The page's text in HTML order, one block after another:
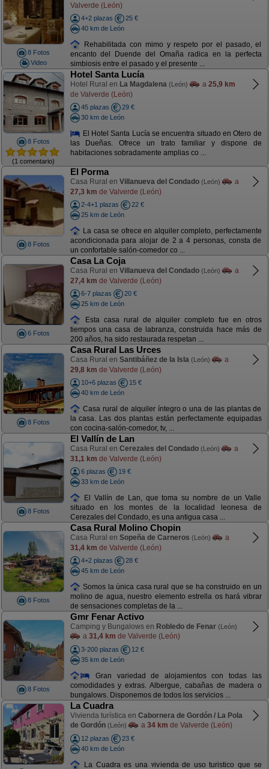
8 Fotos
Video
Valverde (León)
4+2 plazas
25 €
40 km de León
Rehabilitada con mimo y respeto por el pasado, el
encanto del Duende del Omaña radica en la perfecta
simbiosis entre el pasado y el presente ...
8 Fotos
(1 comentario)
Hotel Santa Lucía
Hotel Rural en La Magdalena (León) a 25,9 km
de Valverde (León)
45 plazas
29 €
30 km de León
El Hotel Santa Lucía se encuentra situado en Otero de
las Dueñas. Ofrece un trato familiar y dispone de
habitaciones sobradamente amplias co ...
8 Fotos
El Porma
Casa Rural en Villanueva del Condado (León)
a
27,3 km de Valverde (León)
2-4+1 plazas
22 €
25 km de León
La casa se ofrece en alquiler completo, perfectamente
acondicionada para alojar de 2 a 4 personas, consta de
un confortable salón-comedor co ...
6 Fotos
Casa La Coja
Casa Rural en Villanueva del Condado (León)
a
27,4 km de Valverde (León)
6-7 plazas
20 €
25 km de León
Esta casa rural de alquiler completo fue en otros
tiempos una casa de labranza, construida hace más de
200 años, ha sido restaurada respetan ...
8 Fotos
Casa Rural Las Urces
Casa Rural en Santibáñez de la Isla (León)
a
29,8 km de Valverde (León)
10+6 plazas
15 €
40 km de León
Casa rural de alquiler íntegro o una de las plantas de
la casa. Las dos plantas están perfectamente equipadas
con cocina-salón-comedor, tv, ...
8 Fotos
El Vallín de Lan
Casa Rural en Cerezales del Condado (León)
a
31,1 km de Valverde (León)
6 plazas
19 €
33 km de León
El Vallín de Lan, que toma su nombre de un Valle
situado en los montes de la localidad leonesa de
Cerezales del Condado, es una antigua casa ...
8 Fotos
Casa Rural Molino Chopin
Casa Rural en Sopeña de Carneros (León)
a
31,4 km de Valverde (León)
4+2 plazas
28 €
45 km de León
Somos la única casa rural que se ha construido en un
molino de agua, nuestro elemento estrella os hará vibrar
de sensaciones completas de la ...
8 Fotos
Gmr Fenar Activo
Camping y Bungalows en Robledo de Fenar (León)
a 31,4 km de Valverde (León)
3-200 plazas
12 €
35 km de León
Gran variedad de alojamientos con todas las
comodidades y extras. Albergue, cabañas de madera o
bungalows. Disponemos de todos los servicios ...
La Cuadra
Vivienda turística en Cabornera de Gordón / La Pola
de Gordón (León) a 34 km de Valverde (León)
12 plazas
23 €
40 km de León
La Cuadra es una vivienda de uso turistico que se